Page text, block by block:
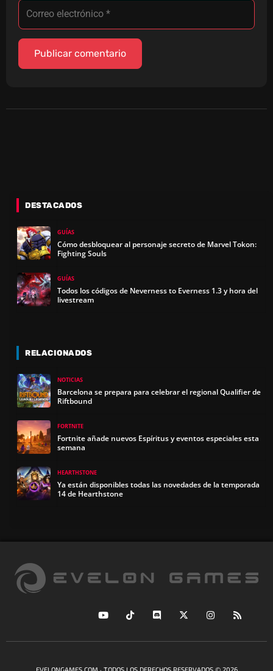
DESTACADOS
GUÍAS
Cómo desbloquear al personaje secreto de Marvel Tokon:
Fighting Souls
GUÍAS
Todos los códigos de Neverness to Everness 1.3 y hora del
livestream
RELACIONADOS
NOTICIAS
Barcelona se prepara para celebrar el regional Qualifier de
Riftbound
FORTNITE
Fortnite añade nuevos Espíritus y eventos especiales esta
semana
HEARTHSTONE
Ya están disponibles todas las novedades de la temporada
14 de Hearthstone
EVELONGAMES.COM · TODOS LOS DERECHOS RESERVADOS © 2026